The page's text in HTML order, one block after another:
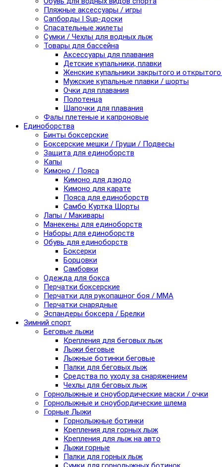
Пляжные аксессуары / игры
Сапборды I Sup-доски
Спасательные жилеты
Сумки / Чехлы для водных лыж
Товары для бассейна
Аксессуары для плавания
Детские купальники, плавки
Женские купальники закрытого и
Мужские купальные плавки / шорты
Очки для плавания
Полотенца
Шапочки для плавания
Фалы плетеные и капроновые
Единоборства
Бинты боксерские
Боксерские мешки / Груши / Подвесы
Защита для единоборств
Капы
Кимоно / Пояса
Кимоно для дзюдо
Кимоно для карате
Пояса для единоборств
Самбо Куртка Шорты
Лапы / Макивары
Манекены для единоборств
Наборы для единоборств
Обувь для единоборств
Боксерки
Борцовки
Самбовки
Одежда для бокса
Перчатки боксерские
Перчатки для рукопашног боя / ММА
Перчатки снарядные
Эспандеры боксера / Брелки
Зимний спорт
Беговые лыжи
Крепления для беговых лыж
Лыжи беговые
Лыжные ботинки беговые
Палки для беговых лыж
Средства по уходу за снаряжением
Чехлы для беговых лыж
Горнолыжные и сноубордические маски / очки
Горнолыжные и сноубордические шлема
Горные Лыжи
Горнолыжные ботинки
Крепления для горных лыж
Крепления для лыж на авто
Лыжи горные
Палки для горных лыж